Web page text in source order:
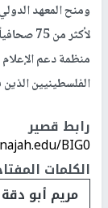
ومنح المعهد
منظمة دعم
الفلسطينيين
رابط قصير
BIG0/
الكلمات
مريم أبو دقة